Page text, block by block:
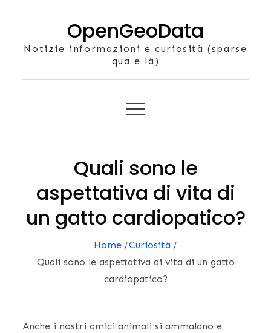
OpenGeoData
Notizie informazioni e curiosità (sparse
qua e là)
Quali sono le
aspettativa di vita di
un gatto cardiopatico?
Home
Curiosità
Quali sono le aspettativa di vita di un gatto
cardiopatico?
Anche i nostri amici animali si ammalano e